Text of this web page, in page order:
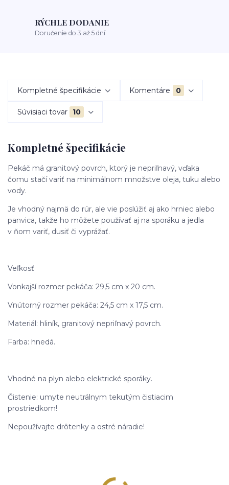
RÝCHLE DODANIE
Doručenie do 3 až 5 dní
Kompletné špecifikácie Komentáre 0
Súvisiaci tovar 10
Kompletné špecifikácie
Pekáč má granitový povrch, ktorý je nepriľnavý, vďaka
čomu stačí variť na minimálnom množstve oleja, tuku alebo
vody.
Je vhodný najmä do rúr, ale vie poslúžiť aj ako hrniec alebo
panvica, takže ho môžete používať aj na sporáku a jedla
v ňom variť, dusiť či vyprážať.
Veľkosť
Vonkajší rozmer pekáča: 29,5 cm x 20 cm.
Vnútorný rozmer pekáča: 24,5 cm x 17,5 cm.
Materiál: hliník, granitový nepriľnavý povrch.
Farba: hnedá.
Vhodné na plyn alebo elektrické sporáky.
Čistenie: umyte neutrálnym tekutým čistiacim
prostriedkom!
Nepoužívajte drôtenky a ostré náradie!